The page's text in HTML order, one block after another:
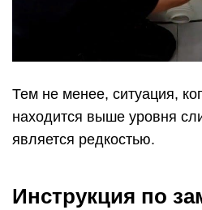
Тем не менее, ситуация,
находится выше уровня
является редкостью.
Инструкция по